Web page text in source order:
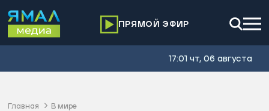
ПРЯМОЙ ЭФИР
17:01 чт, 06 августа
Главная В мире